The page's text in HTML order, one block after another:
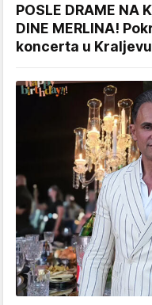
POSLE DRAME NA
DINE MERLINA!
koncerta u Kraljevu